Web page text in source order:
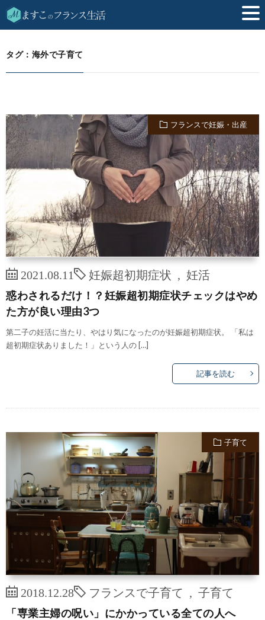
HOME 海外で子育て
タグ：海外で子育て
フランスで妊娠・出産
2021.08.11 妊娠超初期症状 妊活
惑わされるだけ！？妊娠超初期症状チェックはやめ
た方が良い理由3つ
第二子の妊活に当たり、やはり気になったのが妊娠超初期症状。 「私は
超初期症状ありました！」という人の […]
記事を読む
子育て
2018.12.28 フランスで子育て 子育て
「専業主婦の呪い」にかかっている全ての人へ